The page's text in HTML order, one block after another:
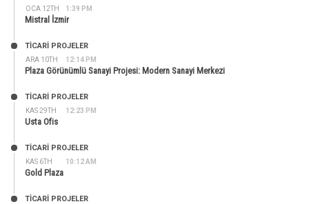
OCA 12TH 1:39 PM
Mistral İzmir
ARA 10TH 12:14 PM
TİCARİ PROJELER
Plaza Görünümlü Sanayi Projesi: Modern Sanayi Merkezi
KAS 29TH 12:23 PM
TİCARİ PROJELER
Usta Ofis
KAS 6TH 10:12 AM
TİCARİ PROJELER
Gold Plaza
TİCARİ PROJELER